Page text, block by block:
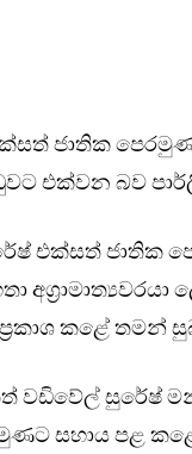
ජාතික
එක්වන බව
එක්සත් ජාතික
කළේ තමන්
වඩිවේල් සුරේෂ්
සහාය පළ